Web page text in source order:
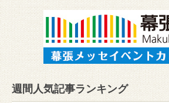
週間人気記事ランキング